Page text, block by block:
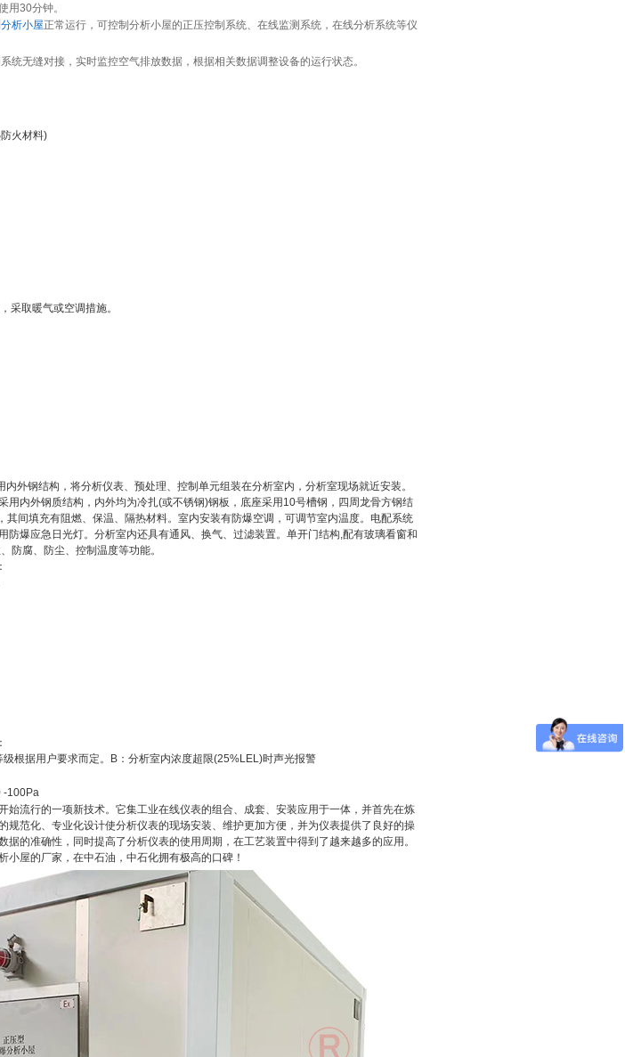
用30分钟。
分析小屋正常运行，可控制分析小屋的正压控制系统、在线监测系统，在线分析系统等仪
统无缝对接，实时监控空气排放数据，根据相关数据调整设备的运行状态。
火材料)
采取暖气或空调措施。
外钢结构，将分析仪表、预处理、控制单元组装在分析室内，分析室现场就近安装。
用内外钢质结构，内外均为冷扎 (或不锈钢)钢板，底座采用10号槽钢，四周龙骨方钢结
，其间填充有阻燃、保温、隔热材料。室内安装有防爆空调，可调节室内温度。电配系统
防爆应急日光灯。分析室内还具有通风、换气、过滤装置。单开门结构 配有玻璃看窗和
防腐、防尘、控制温度等功能。
级根据用户要求而定。 B ：分析室内浓度超限(25%LEL)时声光报警
-100Pa
始流行的一项新技术。它集工业在线仪表的组合、成套、安装应用于一体，并首先在炼
规范化、专业化设计使分析仪表的现场安装、维护更加方便，并为仪表提供了良好的操
的准确性，同时提高了分析仪表的使用周期，在工艺装置中得到了越来越多的应用。
屋的厂家，在中石油，中石化拥有极高的口碑！